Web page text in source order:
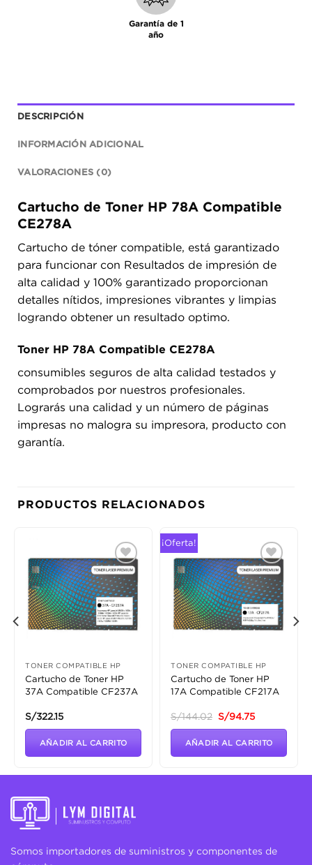
Garantía de 1
año
DESCRIPCIÓN
INFORMACIÓN ADICIONAL
VALORACIONES (0)
Cartucho de Toner HP 78A Compatible
CE278A
Cartucho de tóner compatible, está garantizado
para funcionar con Resultados de impresión de
alta calidad y 100% garantizado proporcionan
detalles nítidos, impresiones vibrantes y limpias
logrando obtener un resultado optimo.
Toner HP 78A Compatible CE278A
consumibles seguros de alta calidad testados y
comprobados por nuestros profesionales.
Lograrás una calidad y un número de páginas
impresas no malogra su impresora, producto con
garantía.
PRODUCTOS RELACIONADOS
Añadir
a la
lista
de
deseos
TONER COMPATIBLE HP
Cartucho de Toner HP
37A Compatible CF237A
S/322.15
AÑADIR AL CARRITO
¡Oferta!
Añadir
a la
lista
de
deseos
TONER COMPATIBLE HP
Cartucho de Toner HP
17A Compatible CF217A
S/144.02
El
era:
S/94.75El
es:
S/94.75.
AÑADIR AL CARRITO
Somos importadores de suministros y componentes de